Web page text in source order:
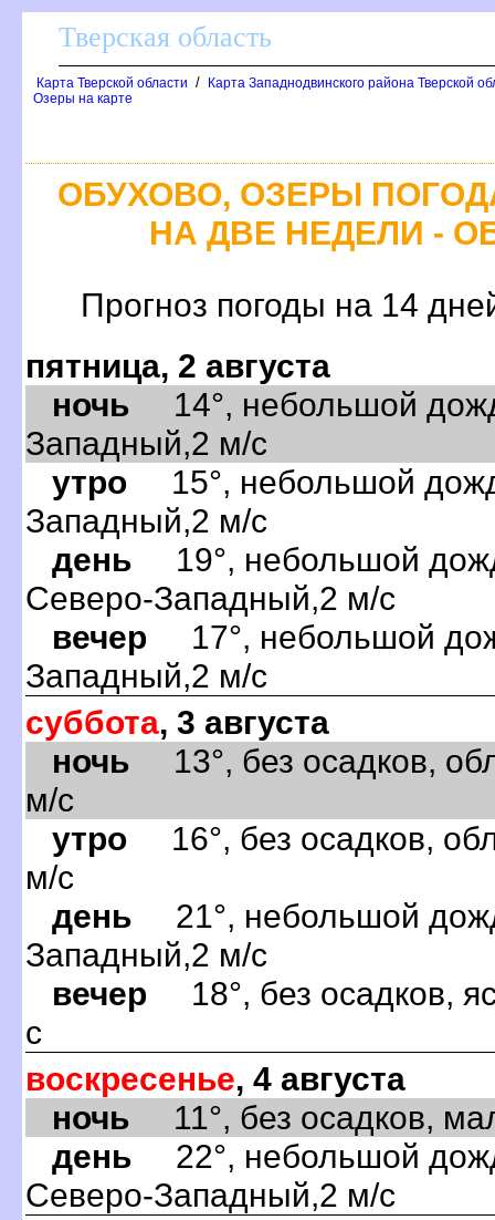
Тверская область
Карта Тверской области /
Карта Западнодвинского района Тверской
Озеры на карте
ОБУХОВО, ОЗЕРЫ
НА ДВЕ НЕДЕЛИ -
Прогноз погоды на 14
пятница, 2 августа
ночь 14°, небольшой
Западный,2 м/с
утро 15°, небольшой
Западный,2 м/с
день 19°, небольшой
Северо-Западный,2 м/с
вечер 17°, небольшой
Западный,2 м/с
суббота, 3 августа
ночь 13°, без осадков,
м/с
утро 16°, без осадков,
м/с
день 21°, небольшой
Западный,2 м/с
вечер 18°, без осадков,
с
воскресенье, 4 августа
ночь 11°, без осадков,
день 22°, небольшой
Северо-Западный,2 м/с